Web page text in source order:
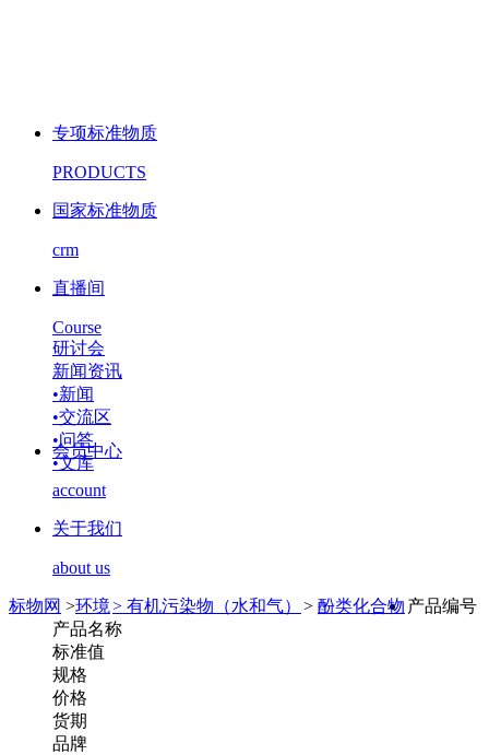
专项标准物质
PRODUCTS
国家标准物质
crm
直播间
Course
研讨会
新闻资讯
•新闻
•交流区
•问答
•文库
会员中心
account
关于我们
about us
标物网 >环境> 有机污染物（水和气） > 酚类化合物 产品编号
产品名称
标准值
规格
价格
货期
品牌